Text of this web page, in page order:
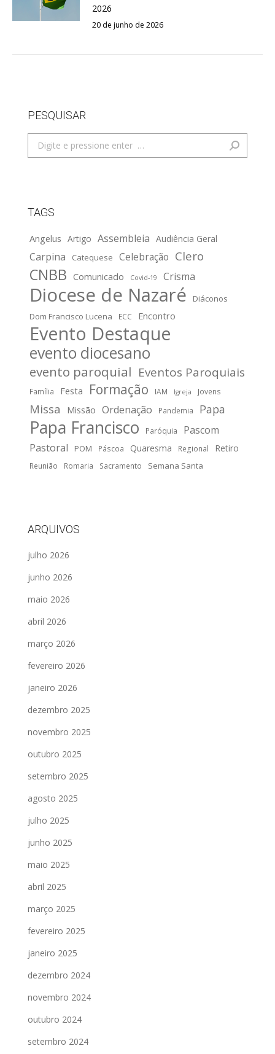
2026
20 de junho de 2026
PESQUISAR
Search:
TAGS
Angelus Artigo Assembleia Audiência Geral
Carpina Catequese Celebração Clero
CNBB Comunicado Covid-19 Crisma
Diocese de Nazaré
Diáconos
Dom Francisco Lucena
ECC Encontro
Evento Destaque
evento diocesano
evento paroquial Eventos Paroquiais
Família Festa Formação IAM Igreja Jovens
Missa Missão Ordenação Pandemia Papa
Papa Francisco Paróquia
Pascom
Pastoral
POM Páscoa Quaresma Regional Retiro
Reunião Romaria Sacramento Semana Santa
ARQUIVOS
julho 2026
junho 2026
maio 2026
abril 2026
março 2026
fevereiro 2026
janeiro 2026
dezembro 2025
novembro 2025
outubro 2025
setembro 2025
agosto 2025
julho 2025
junho 2025
maio 2025
abril 2025
março 2025
fevereiro 2025
janeiro 2025
dezembro 2024
novembro 2024
outubro 2024
setembro 2024